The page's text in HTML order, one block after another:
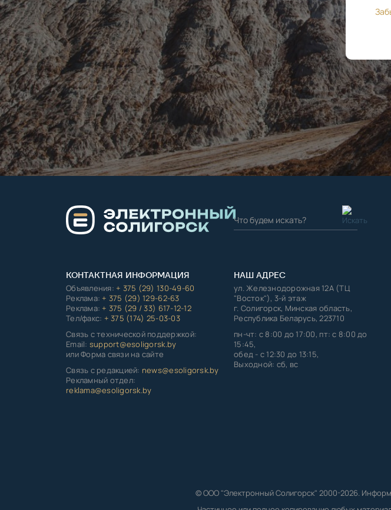
КОНТАКТНАЯ ИНФОРМАЦИЯ
Объявления:+ 375 (29) 130-49-60
Реклама:+ 375 (29) 129-62-63
Реклама:+ 375 (29 / 33) 617-12-12
Тел/факс: + 375 (174) 25-03-03
Связь с технической поддержкой:
Email: support@esoligorsk.by
или Форма связи на сайте
Связь с редакцией: news@esoligorsk.by
Рекламный отдел:
reklama@esoligorsk.by
НАШ АДРЕС
ул. Железнодорожная 12А (ТЦ
"Восток"), 3-й этаж
г. Солигорск, Минская область,
Республика Беларусь, 223710
пн-чт: с 8:00 до 17:00, пт: с 8:00 до
15:45,
обед - с 12:30 до 13:15,
Выходной: сб, вс
© ООО "Электронный Солигорск" 2000-2026.